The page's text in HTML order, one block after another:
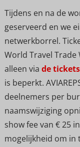
Tijdens en na de
geserveerd en we
netwerkborrel.
World Travel
alleen via de
is beperkt.
deelnemers per
naamswijziging
show fee van € 25
mogelijkheid om in